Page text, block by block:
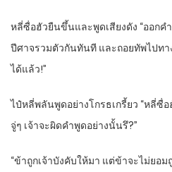
หลี่ซื่อฮัวยืนขึ้นและพูดเสียงดัง “ออกค
ปีศาจรวมตัวกันทันที และถอยทัพไปท
ได้แล้ว!”
ไป๋หลี่พลันพูดอย่างโกรธเกรี้ยว “หลี่ซื่
จู่ๆ เจ้าจะผิดคำพูดอย่างนั้นรึ?”
“ข้าถูกเจ้าบังคับให้มา แต่ข้าจะไม่ยอม